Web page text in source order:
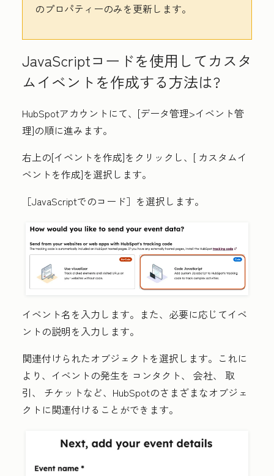
のプロパティーのみを更新します。
JavaScriptコードを使用してカスタ
ムイベントを作成する方法は?
HubSpotアカウントにて、[データ管理>イベント管
理]の順に進みます。
右上の[イベントを作成]をクリックし、[ カスタムイ
ベントを作成]を選択します。
［JavaScriptでのコード］を選択します。
イベント名 を入力します。また、必要に応じてイベ
ントの説明を入力します。
関連付けられたオブジェクトを選択します。これに
より、イベントの発生を コンタクト、 会社、 取
引、 チケットなど、HubSpotのさまざまなオブジェ
クトに関連付けることができます。